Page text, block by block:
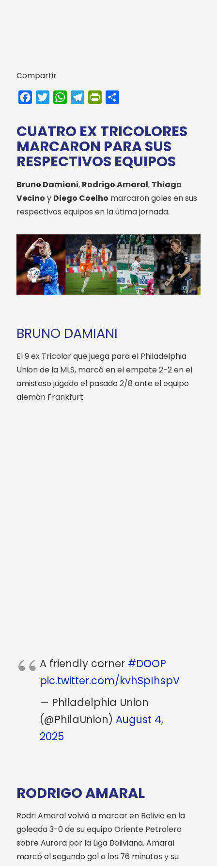
Compartir
FacebookTwitterWhatsAppTelegramPrintFriendly
CUATRO EX TRICOLORES
MARCARON PARA SUS
RESPECTIVOS EQUIPOS
Bruno Damiani, Rodrigo Amaral, Thiago
Vecino y Diego Coelho marcaron goles en sus
respectivos equipos en la útima jornada.
BRUNO DAMIANI
El 9 ex Tricolor que juega para el Philadelphia
Union de la MLS, marcó en el empate 2-2 en el
amistoso jugado el pasado 2/8 ante el equipo
alemán Frankfurt
A friendly corner #DOOP
pic.twitter.com/kvhSpIhspV
— Philadelphia Union
(@PhilaUnion) August 4,
2025
RODRIGO AMARAL
Rodri Amaral volvió a marcar en Bolivia en la
goleada 3-0 de su equipo Oriente Petrolero
sobre Aurora por la Liga Boliviana. Amaral
marcó el segundo gol a los 76 minutos y su